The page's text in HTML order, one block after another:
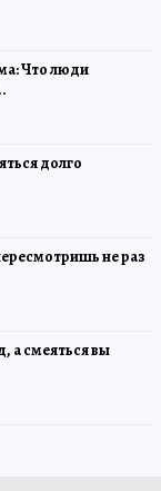
Что люди
долго
не раз
а смеяться вы